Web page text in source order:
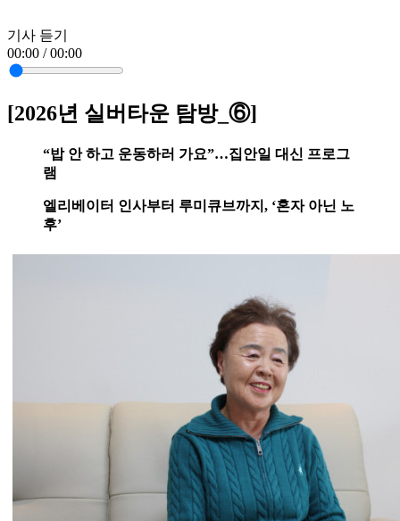
기사 듣기
00:00 / 00:00
[2026년 실버타운 탐방_⑥]
“밥 안 하고 운동하러 가요”…집안일 대신 프로그
램
엘리베이터 인사부터 루미큐브까지, ‘혼자 아닌 노
후’